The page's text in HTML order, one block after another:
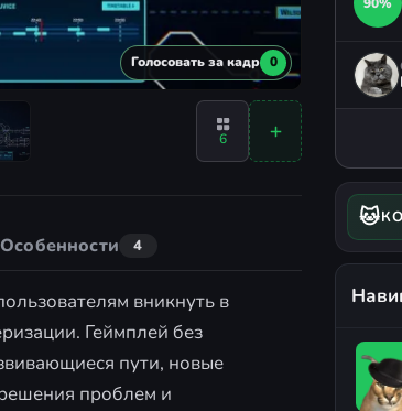
Голосовать за кадр 0
6
Особенности 4
вникнуть в
Геймплей без
пути, новые
проблем и
🐱